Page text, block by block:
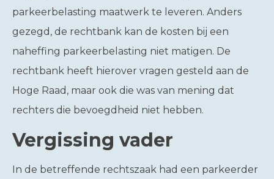
parkeerbelasting maatwerk te leveren. Anders
gezegd, de rechtbank kan de kosten bij een
naheffing parkeerbelasting niet matigen. De
rechtbank heeft hierover vragen gesteld aan de
Hoge Raad, maar ook die was van mening dat
rechters die bevoegdheid niet hebben.
Vergissing vader
In de betreffende rechtszaak had een parkeerder